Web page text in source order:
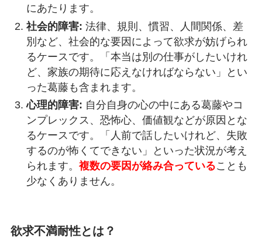
にあたります。
社会的障害: 法律、規則、慣習、人間関係、差
別など、社会的な要因によって欲求が妨げられ
るケースです。「本当は別の仕事がしたいけれ
ど、家族の期待に応えなければならない」とい
った葛藤も含まれます。
心理的障害: 自分自身の心の中にある葛藤やコ
ンプレックス、恐怖心、価値観などが原因とな
るケースです。「人前で話したいけれど、失敗
するのが怖くてできない」といった状況が考え
られます。 複数の要因が絡み合っていることも
少なくありません。
欲求不満耐性とは？